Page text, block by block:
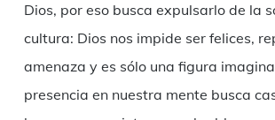
Dios, por eso busca expulsarlo de la
cultura: Dios nos impide ser felices,
amenaza y es sólo una figura
presencia en nuestra mente busca